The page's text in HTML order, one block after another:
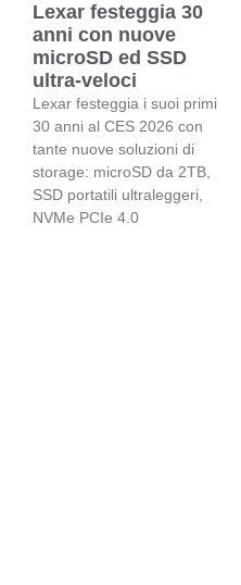
Lexar festeggia 30
anni con nuove
microSD ed SSD
ultra-veloci
Lexar festeggia i suoi primi
30 anni al CES 2026 con
tante nuove soluzioni di
storage: microSD da 2TB,
SSD portatili ultraleggeri,
NVMe PCIe 4.0